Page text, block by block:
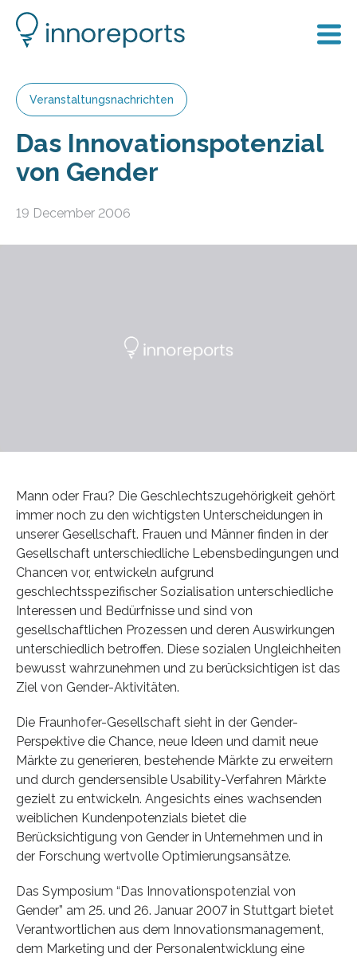
Veranstaltungsnachrichten
Das Innovationspotenzial
von Gender
19 December 2006
Mann oder Frau? Die Geschlechtszugehörigkeit gehört
immer noch zu den wichtigsten Unterscheidungen in
unserer Gesellschaft. Frauen und Männer finden in der
Gesellschaft unterschiedliche Lebensbedingungen und
Chancen vor, entwickeln aufgrund
geschlechtsspezifischer Sozialisation unterschiedliche
Interessen und Bedürfnisse und sind von
gesellschaftlichen Prozessen und deren Auswirkungen
unterschiedlich betroffen. Diese sozialen Ungleichheiten
bewusst wahrzunehmen und zu berücksichtigen ist das
Ziel von Gender-Aktivitäten.
Die Fraunhofer-Gesellschaft sieht in der Gender-
Perspektive die Chance, neue Ideen und damit neue
Märkte zu generieren, bestehende Märkte zu erweitern
und durch gendersensible Usability-Verfahren Märkte
gezielt zu entwickeln. Angesichts eines wachsenden
weiblichen Kundenpotenzials bietet die
Berücksichtigung von Gender in Unternehmen und in
der Forschung wertvolle Optimierungsansätze.
Das Symposium “Das Innovationspotenzial von
Gender” am 25. und 26. Januar 2007 in Stuttgart bietet
Verantwortlichen aus dem Innovationsmanagement,
dem Marketing und der Personalentwicklung eine